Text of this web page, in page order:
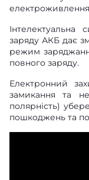
Інтелектуальна
заряду АКБ дає
режим
повного заряду.
Електронний
замикання та
полярність)
пошкоджень та